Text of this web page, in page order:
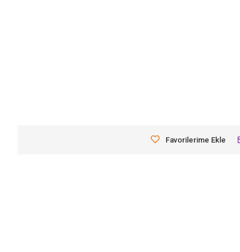
Favorilerime Ekle